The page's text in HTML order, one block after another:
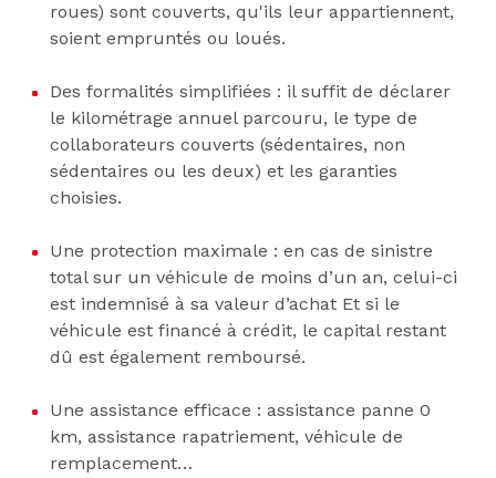
roues) sont couverts, qu'ils leur appartiennent,
soient empruntés ou loués.
Des formalités simplifiées : il suffit de déclarer
le kilométrage annuel parcouru, le type de
collaborateurs couverts (sédentaires, non
sédentaires ou les deux) et les garanties
choisies.
Une protection maximale : en cas de sinistre
total sur un véhicule de moins d’un an, celui-ci
est indemnisé à sa valeur d’achat Et si le
véhicule est financé à crédit, le capital restant
dû est également remboursé.
Une assistance efficace : assistance panne 0
km, assistance rapatriement, véhicule de
remplacement…